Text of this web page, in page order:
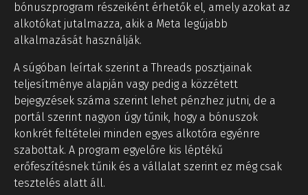
bónuszprogram részeiként érhetők el, amely azokat az
alkotókat jutalmazza, akik a Meta legújabb
alkalmazását használják.
A súgóban leírtak szerint a Threads posztjainak
teljesítménye alapján vagy pedig a közzétett
bejegyzések száma szerint lehet pénzhez jutni, de a
portál szerint nagyon úgy tűnik, hogy a bónuszok
konkrét feltételei minden egyes alkotóra egyénre
szabottak. A program egyelőre kis léptékű
erőfeszítésnek tűnik és a vállalat szerint ez még csak
tesztelés alatt áll.